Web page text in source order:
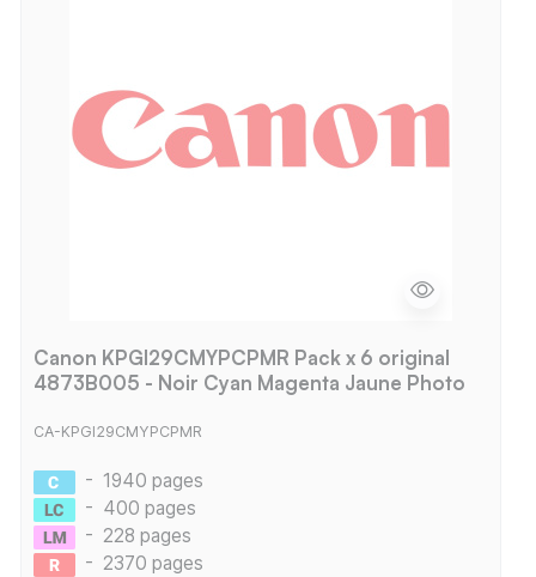
Canon KPGI29CMYPCPMR Pack x 6 original
4873B005 - Noir Cyan Magenta Jaune Photo
CA-KPGI29CMYPCPMR
- 1940 pages
- 400 pages
- 228 pages
- 2370 pages